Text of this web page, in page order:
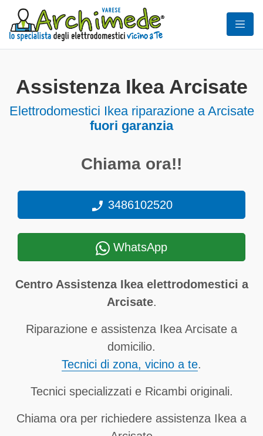
Assistenza Ikea Arcisate
Elettrodomestici Ikea riparazione a Arcisate
fuori garanzia
Chiama ora!!
3486102520
WhatsApp
Centro Assistenza Ikea elettrodomestici a
Arcisate.
Riparazione e assistenza Ikea Arcisate a
domicilio.
Tecnici di zona, vicino a te.
Tecnici specializzati e Ricambi originali.
Chiama ora per richiedere assistenza Ikea a